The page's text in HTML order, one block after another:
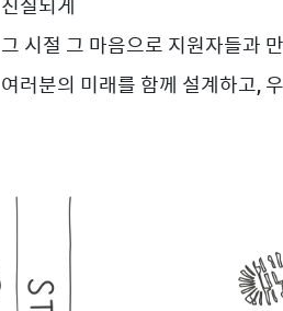
진실되게
그 시절 그 마음으로 지원자들과
여러분의 미래를 함께 설계하고,